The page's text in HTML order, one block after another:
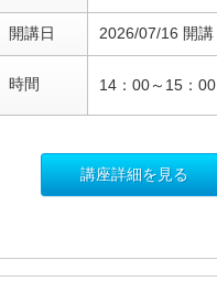
開講日 2026/07/16 開講
時間 14：00～15：00
講座詳細を見る